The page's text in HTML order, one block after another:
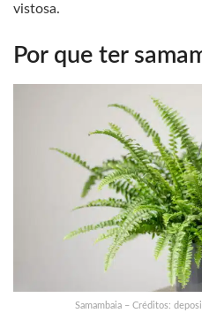
vistosa.
Por que ter
Samambaia – Créditos: